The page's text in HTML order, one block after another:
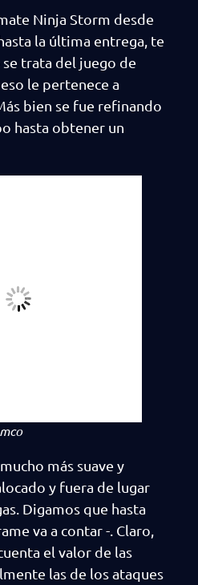
Ninja Storm desde
la última entrega, te
trata del juego de
le pertenece a
bien se fue refinando
hasta obtener un
más suave y
y fuera de lugar
Digamos que hasta
va a contar -. Claro,
el valor de las
las de los ataques